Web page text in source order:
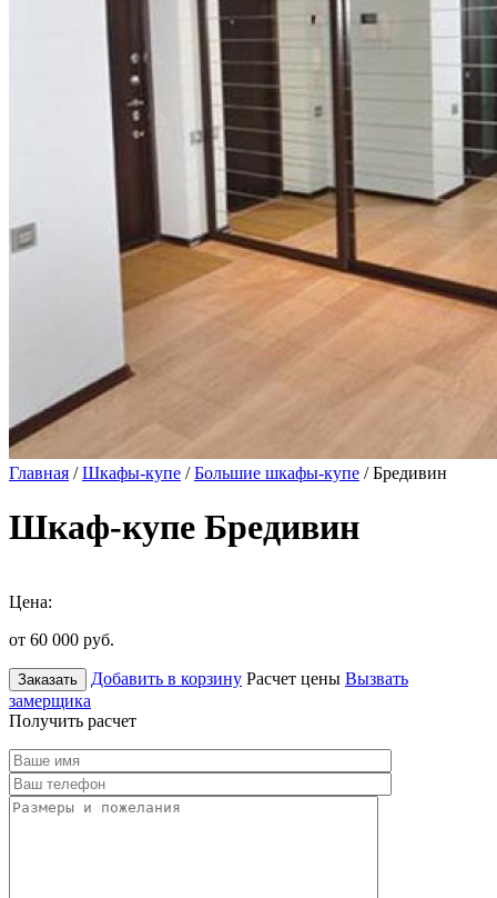
Главная /Шкафы-купе /Большие шкафы-купе / Бредивин
Шкаф-купе Бредивин
Цена:
от 60 000 руб.
Заказать Добавить в корзину Расчет цены Вызвать
замерщика
Получить расчет